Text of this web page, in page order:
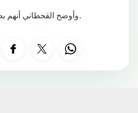
وأوضح القحطاني أنهم بصدد صناعة ٣٠ مدرعة.